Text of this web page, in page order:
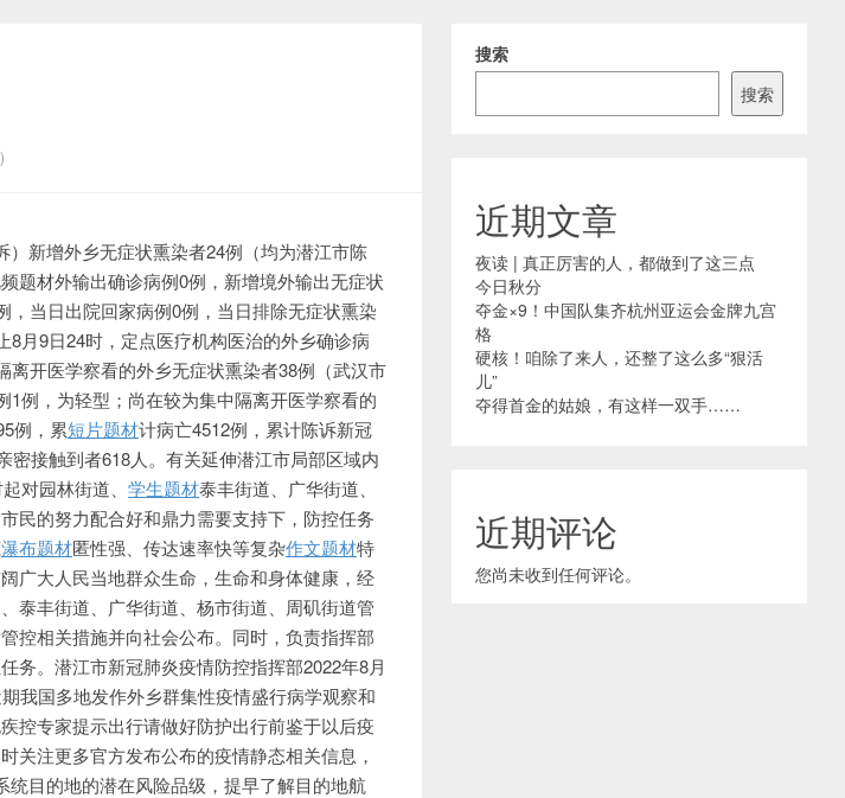
新增外乡无症状熏染者24例（均为潜江市陈
题材外输出确诊病例0例，新增境外输出无症状
，当日出院回家病例0例，当日排除无症状熏染
月9日24时，定点医疗机构医治的外乡确诊病
开医学察看的外乡无症状熏染者38例（武汉市
例，为轻型；尚在较为集中隔离开医学察看的
例，累短片题材计病亡4512例，累计陈诉新冠
密接触到者618人。有关延伸潜江市局部区域内
对园林街道、 学生题材泰丰街道、广华街道、
民的努力配合好和鼎力需要支持下，防控任务
瀑布题材匿性强、传达速率快等复杂作文题材特
广大人民当地群众生命，生命和身体健康，经
泰丰街道、广华街道、杨市街道、周矶街道管
控相关措施并向社会公布。同时，负责指挥部
务。潜江市新冠肺炎疫情防控指挥部2022年8月
我国多地发作外乡群集性疫情盛行病学观察和
控专家提示出行请做好防护出行前鉴于以后疫
关注更多官方发布公布的疫情静态相关信息，
统目的地的潜在风险品级，提早了解目的地航
搜索
搜索
近期文章
夜读 | 真正厉害的人，都做到了这三点
今日秋分
夺金×9！中国队集齐杭州亚运会金牌九宫
格
硬核！咱除了来人，还整了这么多“狠活
儿”
夺得首金的姑娘，有这样一双手……
近期评论
您尚未收到任何评论。